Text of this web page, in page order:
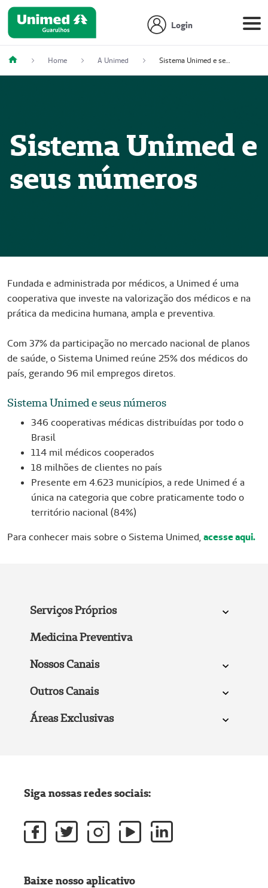
Login
Home A Unimed Sistema Unimed e seus números
Sistema Unimed e
seus números
Fundada e administrada por médicos, a Unimed é uma
cooperativa que investe na valorização dos médicos e na
prática da medicina humana, ampla e preventiva.
Com 37% da participação no mercado nacional de planos
de saúde, o Sistema Unimed reúne 25% dos médicos do
país, gerando 96 mil empregos diretos.
Sistema Unimed e seus números
346 cooperativas médicas distribuídas por todo o
Brasil
114 mil médicos cooperados
18 milhões de clientes no país
Presente em 4.623 municípios, a rede Unimed é a
única na categoria que cobre praticamente todo o
território nacional (84%)
Para conhecer mais sobre o Sistema Unimed, acesse aqui.
Serviços Próprios
Medicina Preventiva
Nossos Canais
Outros Canais
Áreas Exclusivas
Siga nossas redes sociais:
Baixe nosso aplicativo